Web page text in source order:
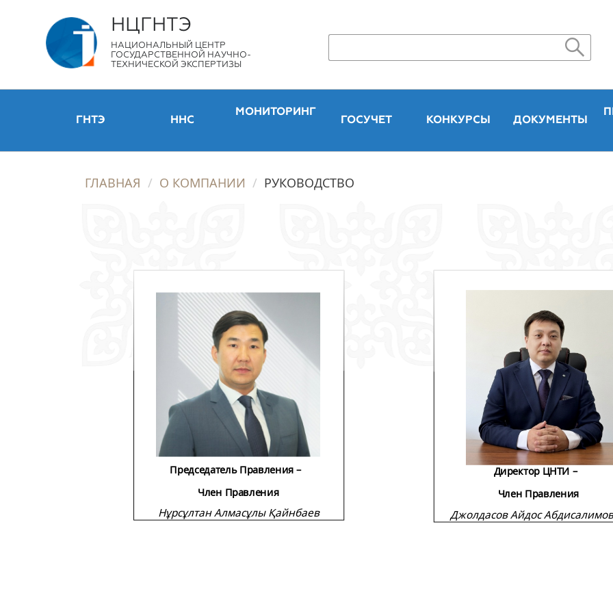
НЦГНТЭ
НАЦИОНАЛЬНЫЙ ЦЕНТР
ГОСУДАРСТВЕННОЙ НАУЧНО-
ТЕХНИЧЕСКОЙ ЭКСПЕРТИЗЫ
ГНТЭ ННС
МОНИТОРИНГ
ГОСУЧЕТ КОНКУРСЫ ДОКУМЕНТЫ
ГЛАВНАЯ О КОМПАНИИ РУКОВОДСТВО
Джолдасов Айдос
Нұрсұлтан Алмасұлы Қайнбаев
Председатель Правления –
Член Правления
Директор ЦНТИ –
Член Правления